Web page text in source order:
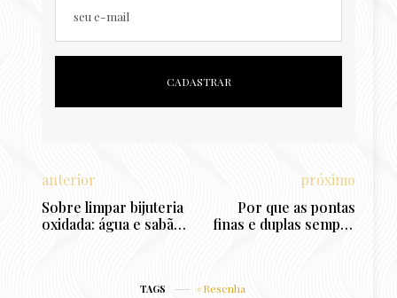
seu e-mail
anterior
Sobre limpar bijuteria
oxidada: água e sabão
próximo
Por que as pontas
finas e duplas sempre
TAGS Resenha